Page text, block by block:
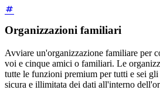
Organizzazioni familiari
Avviare un'organizzazione familiare per
voi e cinque amici o familiari. Le
tutte le funzioni premium per tutti e sei
sicura e illimitata dei dati all'interno